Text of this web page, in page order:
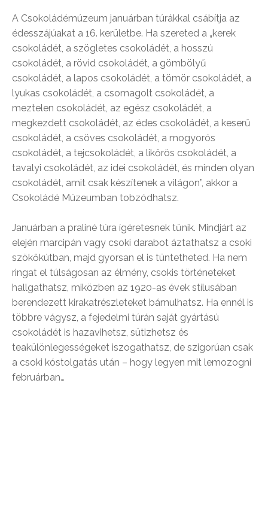
A Csokoládémúzeum januárban túrákkal csábítja az
édesszájúakat a 16. kerületbe. Ha szereted a „kerek
csokoládét, a szögletes csokoládét, a hosszú
csokoládét, a rövid csokoládét, a gömbölyű
csokoládét, a lapos csokoládét, a tömör csokoládét, a
lyukas csokoládét, a csomagolt csokoládét, a
meztelen csokoládét, az egész csokoládét, a
megkezdett csokoládét, az édes csokoládét, a keserű
csokoládét, a csöves csokoládét, a mogyorós
csokoládét, a tejcsokoládét, a likőrös csokoládét, a
tavalyi csokoládét, az idei csokoládét, és minden olyan
csokoládét, amit csak készítenek a világon”, akkor a
Csokoládé Múzeumban tobzódhatsz.
Januárban a praliné túra ígéretesnek tűnik. Mindjárt az
elején marcipán vagy csoki darabot áztathatsz a csoki
szökőkútban, majd gyorsan el is tüntetheted. Ha nem
ringat el túlságosan az élmény, csokis történeteket
hallgathatsz, miközben az 1920-as évek stílusában
berendezett kirakatrészleteket bámulhatsz. Ha ennél is
többre vágysz, a fejedelmi túrán saját gyártású
csokoládét is hazavihetsz, sütizhetsz és
teakülönlegességeket iszogathatsz, de szigorúan csak
a csoki kóstolgatás után – hogy legyen mit lemozogni
februárban…